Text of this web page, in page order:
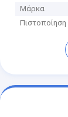
Μάρκα
Πιστοποίηση